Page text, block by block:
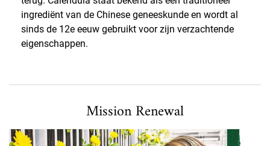
ingrediënt van de Chinese geneeskunde en wordt al
sinds de 12e eeuw gebruikt voor zijn verzachtende
eigenschappen.
Mission Renewal